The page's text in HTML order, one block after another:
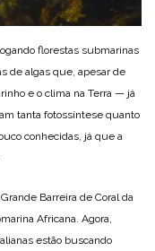
florestas submarinas
de algas que, apesar de
e o clima na Terra — já
tanta fotossíntese quanto
conhecidas, já que a
Barreira de Coral da
Africana. Agora,
estão buscando